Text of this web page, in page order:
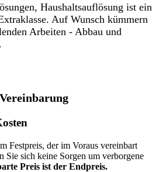
Haushaltsauflösung ist ein
Auf Wunsch kümmern
Arbeiten - Abbau und
Festpreis, der im Voraus vereinbart
Sie sich keine Sorgen um verborgene
Preis ist der Endpreis.